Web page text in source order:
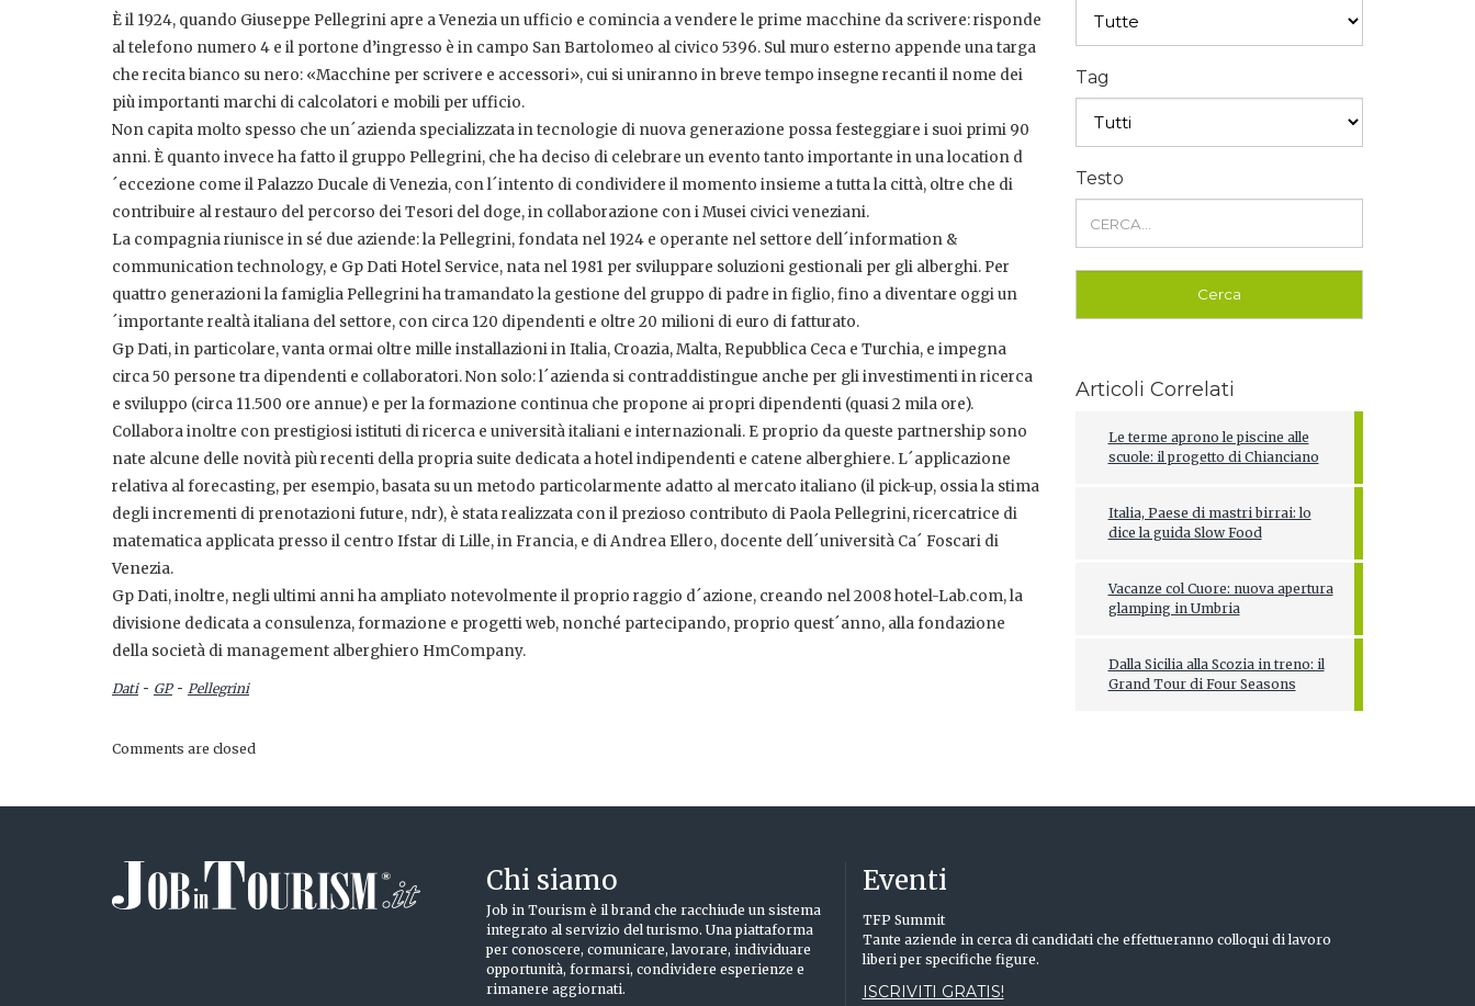
È il 1924, quando Giuseppe Pellegrini apre a Venezia un ufficio e comincia a vendere le prime macchine da scrivere: risponde
al telefono numero 4 e il portone d’ingresso è in campo San Bartolomeo al civico 5396. Sul muro esterno appende una targa
che recita bianco su nero: «Macchine per scrivere e accessori», cui si uniranno in breve tempo insegne recanti il nome dei
più importanti marchi di calcolatori e mobili per ufficio.
Non capita molto spesso che un´azienda specializzata in tecnologie di nuova generazione possa festeggiare i suoi primi 90
anni. È quanto invece ha fatto il gruppo Pellegrini, che ha deciso di celebrare un evento tanto importante in una location d
´eccezione come il Palazzo Ducale di Venezia, con l´intento di condividere il momento insieme a tutta la città, oltre che di
contribuire al restauro del percorso dei Tesori del doge, in collaborazione con i Musei civici veneziani.
La compagnia riunisce in sé due aziende: la Pellegrini, fondata nel 1924 e operante nel settore dell´information &
communication technology, e Gp Dati Hotel Service, nata nel 1981 per sviluppare soluzioni gestionali per gli alberghi. Per
quattro generazioni la famiglia Pellegrini ha tramandato la gestione del gruppo di padre in figlio, fino a diventare oggi un
´importante realtà italiana del settore, con circa 120 dipendenti e oltre 20 milioni di euro di fatturato.
Gp Dati, in particolare, vanta ormai oltre mille installazioni in Italia, Croazia, Malta, Repubblica Ceca e Turchia, e impegna
circa 50 persone tra dipendenti e collaboratori. Non solo: l´azienda si contraddistingue anche per gli investimenti in ricerca
e sviluppo (circa 11.500 ore annue) e per la formazione continua che propone ai propri dipendenti (quasi 2 mila ore).
Collabora inoltre con prestigiosi istituti di ricerca e università italiani e internazionali. E proprio da queste partnership sono
nate alcune delle novità più recenti della propria suite dedicata a hotel indipendenti e catene alberghiere. L´applicazione
relativa al forecasting, per esempio, basata su un metodo particolarmente adatto al mercato italiano (il pick-up, ossia la stima
degli incrementi di prenotazioni future, ndr), è stata realizzata con il prezioso contributo di Paola Pellegrini, ricercatrice di
matematica applicata presso il centro Ifstar di Lille, in Francia, e di Andrea Ellero, docente dell´università Ca´ Foscari di
Venezia.
Gp Dati, inoltre, negli ultimi anni ha ampliato notevolmente il proprio raggio d´azione, creando nel 2008 hotel-Lab.com, la
divisione dedicata a consulenza, formazione e progetti web, nonché partecipando, proprio quest´anno, alla fondazione
della società di management alberghiero HmCompany.
Dati- GP- Pellegrini
Comments are closed
Tag
Testo
Articoli Correlati
Le terme aprono le piscine alle
scuole: il progetto di Chianciano
Italia, Paese di mastri birrai: lo
dice la guida Slow Food
Vacanze col Cuore: nuova apertura
glamping in Umbria
Dalla Sicilia alla Scozia in treno: il
Grand Tour di Four Seasons
Chi siamo
Job in Tourism è il brand che racchiude un sistema
integrato al servizio del turismo. Una piattaforma
per conoscere, comunicare, lavorare, individuare
opportunità, formarsi, condividere esperienze e
rimanere aggiornati.
Eventi
TFP Summit
Tante aziende in cerca di candidati che effettueranno colloqui di lavoro
liberi per specifiche figure.
ISCRIVITI GRATIS!